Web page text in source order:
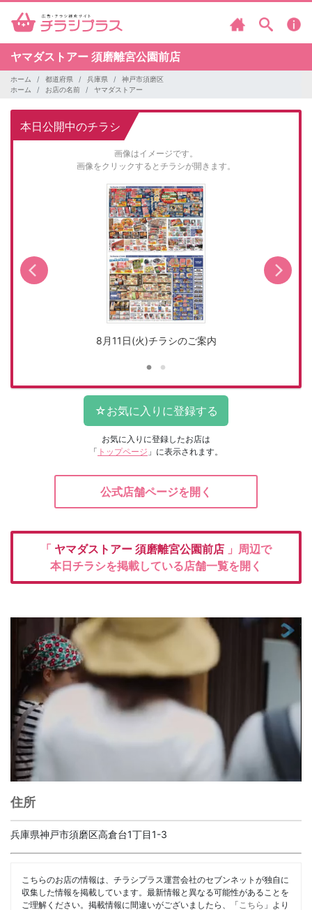
ヤマダストアー 須磨離宮公園前店
ホーム 都道府県 兵庫県
神戸市須磨区
ホーム
お店の名前 ヤマダストアー
本日公開中のチラシ
画像はイメージです。
画像をクリックするとチラシが開きます。
8月11日(火)チラシのご案内
お気に入りに登録したお店は
「 トップページ 」に表示されます。
公式店舗ページを開く
「 ヤマダストアー 須磨離宮公園前店 」周辺で
本日チラシを掲載している店舗一覧を開く
住所
兵庫県神戸市須磨区高倉台1丁目1-3
こちらのお店の情報は、チラシプラス運営会社のセブンネットが独自に
収集した情報を掲載しています。最新情報と異なる可能性があることを
ご理解ください。掲載情報に間違いがございましたら、「 こちら 」より